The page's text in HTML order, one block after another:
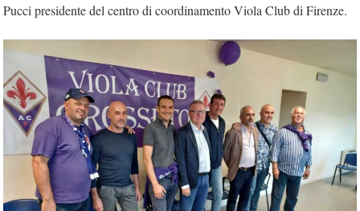
Pucci presidente del centro di coordinamento Viola Club di Firenze.